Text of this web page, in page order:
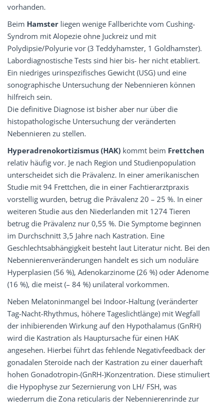
vorhanden.
Beim Hamster liegen wenige Fallberichte vom Cushing-
Syndrom mit Alopezie ohne Juckreiz und mit
Polydipsie/Polyurie vor (3 Teddyhamster, 1 Goldhamster).
Labordiagnostische Tests sind hier bis- her nicht etabliert.
Ein niedriges urinspezifisches Gewicht (USG) und eine
sonographische Untersuchung der Nebennieren können
hilfreich sein.
Die definitive Diagnose ist bisher aber nur über die
histopathologische Untersuchung der veränderten
Nebennieren zu stellen.
Hyperadrenokortizismus (HAK) kommt beim Frettchen
relativ häufig vor. Je nach Region und Studienpopulation
unterscheidet sich die Prävalenz. In einer amerikanischen
Studie mit 94 Frettchen, die in einer Fachtierarztpraxis
vorstellig wurden, betrug die Prävalenz 20 – 25 %. In einer
weiteren Studie aus den Niederlanden mit 1274 Tieren
betrug die Prävalenz nur 0,55 %. Die Symptome beginnen
im Durchschnitt 3,5 Jahre nach Kastration. Eine
Geschlechtsabhängigkeit besteht laut Literatur nicht. Bei den
Nebennierenveränderungen handelt es sich um noduläre
Hyperplasien (56 %), Adenokarzinome (26 %) oder Adenome
(16 %), die meist (– 84 %) unilateral vorkommen.
Neben Melatoninmangel bei Indoor-Haltung (veränderter
Tag-Nacht-Rhythmus, höhere Tageslichtlänge) mit Wegfall
der inhibierenden Wirkung auf den Hypothalamus (GnRH)
wird die Kastration als Hauptursache für einen HAK
angesehen. Hierbei führt das fehlende Negativfeedback der
gonadalen Steroide nach der Kastration zu einer dauerhaft
hohen Gonadotropin-(GnRH-)Konzentration. Diese stimuliert
die Hypophyse zur Sezernierung von LH/ FSH, was
wiederrum die Zona reticularis der Nebennierenrinde zur